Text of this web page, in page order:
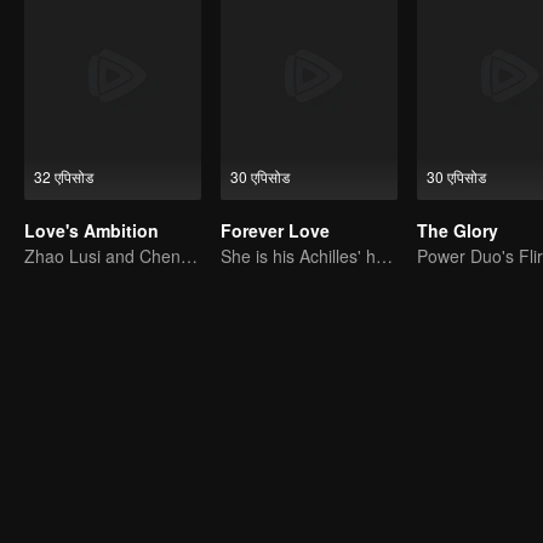
32 एपिसोड
Love's Ambition
Zhao Lusi and Chen Weiting's True Love Hypothesis
30 एपिसोड
Forever Love
She is his Achilles' heel and his armor
30 एपिसोड
The Glory